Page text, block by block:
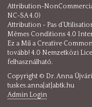
Attribution-
NC-SA 4.0)
Attribution - Pas
Mêmes Conditions 4.0
Ez a Mű a Creative
tovább! 4.0 Nemzetközi
felhasználható.
Copyright © Dr. Anna Újvári
tuskes.anna[at]abtk.hu
Admin Login